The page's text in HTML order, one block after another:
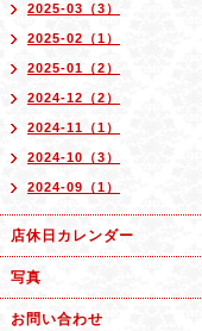
2025-03（3）
2025-02（1）
2025-01（2）
2024-12（2）
2024-11（1）
2024-10（3）
2024-09（1）
店休日カレンダー
写真
お問い合わせ